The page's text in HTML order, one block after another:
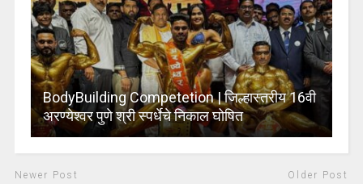
BodyBuilding Competetion | जिल्हास्तरीय 16वी
अरण्येश्वर पुणे श्री स्पर्धेचे निकाल घोषित
Newer Post Older Post